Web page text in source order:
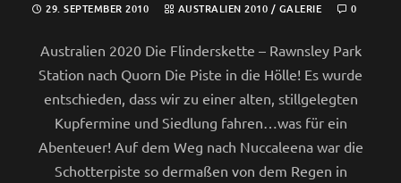
29. SEPTEMBER 2010 AUSTRALIEN 2010 / GALERIE 0
Australien 2020 Die Flinderskette – Rawnsley Park
Station nach Quorn Die Piste in die Hölle! Es wurde
entschieden, dass wir zu einer alten, stillgelegten
Kupfermine und Siedlung fahren…was für ein
Abenteuer! Auf dem Weg nach Nuccaleena war die
Schotterpiste so dermaßen von dem Regen in